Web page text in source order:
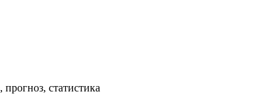
статистика